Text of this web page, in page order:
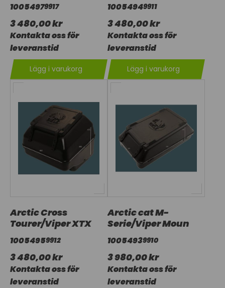
10054979917
3 480,00 kr
Kontakta oss för
leveranstid
Lägg i varukorg
10054949911
3 480,00 kr
Kontakta oss för
leveranstid
Lägg i varukorg
Arctic Cross
Tourer/Viper XTX
10054959912
3 480,00 kr
Kontakta oss för
leveranstid
Arctic cat M-
Serie/Viper Moun
10054939910
3 980,00 kr
Kontakta oss för
leveranstid